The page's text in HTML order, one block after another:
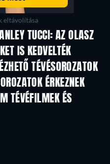
eltávolítása
TUCCI: AZ OLASZ
IS KEDVELTÉK
TV
TÉVÉSOROZATOK
ÉRKEZNEK
TV
TÉVÉFILMEK ÉS